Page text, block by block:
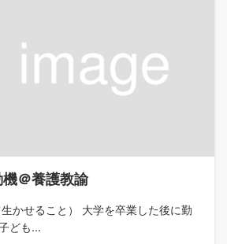
＠養護教諭
かせること） 大学を卒業した後に勤
ども...